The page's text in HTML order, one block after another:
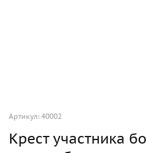
Артикул: 40002
Крест участника